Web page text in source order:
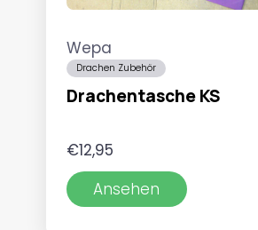
Wepa
Drachen Zubehör
Drachentasche KS
€12,95
Ansehen